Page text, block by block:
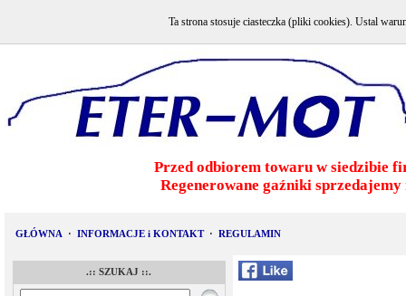
Przed odbiorem towaru w siedzibie
Regenerowane gaźniki
GŁÓWNA · INFORMACJE i KONTAKT · REGULAMIN
.:: SZUKAJ ::.
Ta strona stosuje ciasteczka (pliki cookies). Ustal